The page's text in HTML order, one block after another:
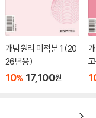
개념원리 미적분 1 (20
26년용)
10% 17,100원